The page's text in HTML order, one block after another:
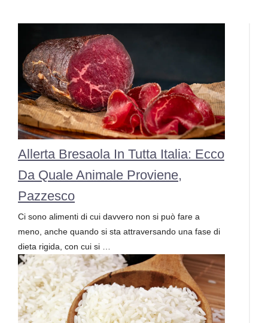
Allerta Bresaola In Tutta Italia: Ecco
Da Quale Animale Proviene,
Pazzesco
Ci sono alimenti di cui davvero non si può fare a
meno, anche quando si sta attraversando una fase di
dieta rigida, con cui si …